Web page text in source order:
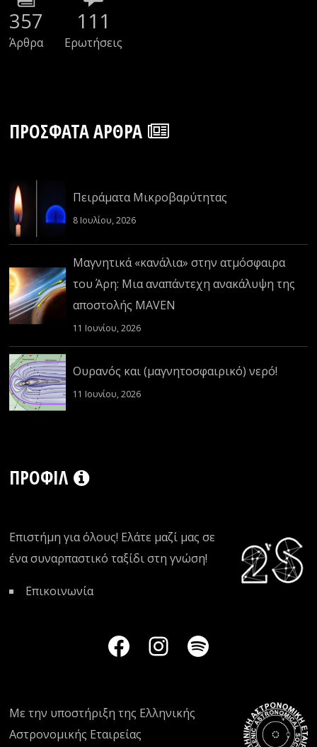
357
Άρθρα
111
Ερωτήσεις
ΠΡΌΣΦΑΤΑ ΆΡΘΡΑ
Πειράματα Μικροβαρύτητας
8 Ιουλίου, 2026
Μαγνητικά «κανάλια» στην ατμόσφαιρα
του Άρη: Μια αναπάντεχη ανακάλυψη της
αποστολής MAVEN
11 Ιουνίου, 2026
Ουρανός και (μαγνητοσφαιρικό) νερό!
11 Ιουνίου, 2026
ΠΡΟΦΊΛ
Επιστήμη για όλους! Ελάτε μαζί μας σε
ένα συναρπαστικό ταξίδι στη γνώση!
Επικοινωνία
Με την υποστήριξη της Ελληνικής
Αστρονομικής Εταιρείας